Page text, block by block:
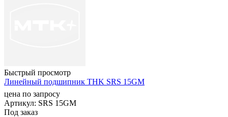
Быстрый просмотр
Линейный подшипник THK SRS 15GM
цена по запросу
Артикул: SRS 15GM
Под заказ